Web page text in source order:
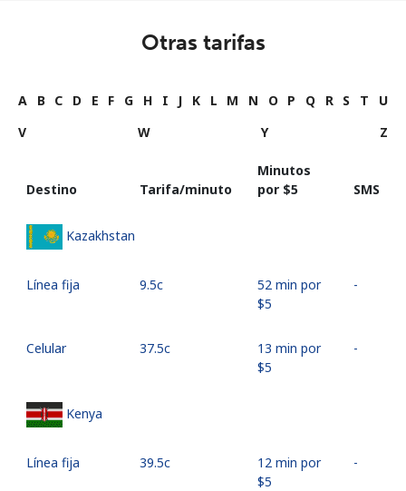
Otras tarifas
A B C D E F G H I J K L M N O P Q R S T
U
V
W Y Z
Destino Tarifa/minuto
Minutos
por ⁦$5⁩
SMS
Kazakhstan
Línea fija ⁦9.5c⁩
52 min por
⁦$5⁩
-
Celular ⁦37.5c⁩
13 min por
⁦$5⁩
-
Kenya
Línea fija ⁦39.5c⁩
12 min por
⁦$5⁩
-